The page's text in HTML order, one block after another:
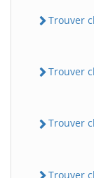
Trouver
Trouver
Trouver
Trouver